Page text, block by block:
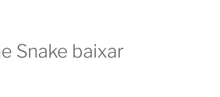
Snake baixar